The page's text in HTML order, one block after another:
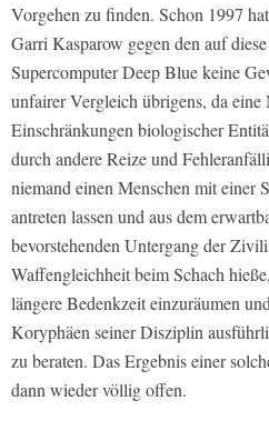
Vorgehen zu finden. Schon 1997
Garri Kasparow gegen den auf
Supercomputer Deep Blue keine
unfairer Vergleich übrigens, da eine
Einschränkungen biologischer
durch andere Reize und
niemand einen Menschen mit einer
antreten lassen und aus dem
bevorstehenden Untergang der
Waffengleichheit beim Schach
längere Bedenkzeit einzuräumen
Koryphäen seiner Disziplin
zu beraten. Das Ergebnis einer
dann wieder völlig offen.